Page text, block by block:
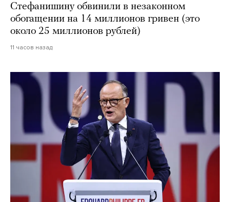
Стефанишину обвинили в незаконном
обогащении на 14 миллионов гривен (это
около 25 миллионов рублей)
11 часов назад